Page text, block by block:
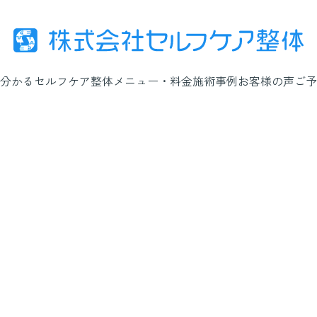
かるセルフケア整体メニュー・料金施術事例お客様の声ご